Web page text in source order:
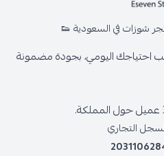
شوزات في السعودية 👟
احتياجك اليومي، بجودة مضمونة
التجاري